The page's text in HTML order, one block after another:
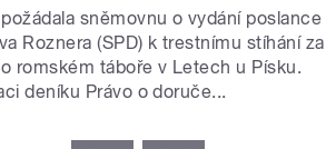
sněmovnu o vydání poslance
Roznera (SPD) k trestnímu stíhání za
romském táboře v Letech u Písku.
deníku Právo o doruče...